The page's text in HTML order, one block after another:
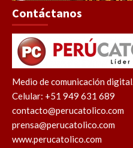
Contáctanos
Medio de comunicación digital.
Celular: +51 949 631 689
contacto@perucatolico.com
prensa@perucatolico.com
www.perucatolico.com